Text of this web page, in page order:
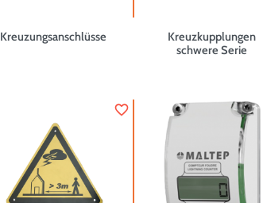
Kreuzungsanschlüsse
Kreuzkupplungen
schwere Serie
favorite_border